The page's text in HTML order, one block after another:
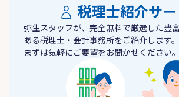
税理士紹介サ
弥生スタッフが、完全無料で厳選した豊
ある税理士・会計事務所をご紹介します。
まずは気軽にご要望をお聞かせください。